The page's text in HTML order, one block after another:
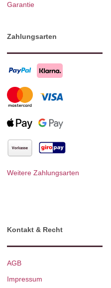
Garantie
Zahlungsarten
Weitere Zahlungsarten
Kontakt & Recht
AGB
Impressum